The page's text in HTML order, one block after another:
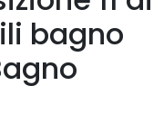
bagno